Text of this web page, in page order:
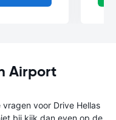
Airport
voor Drive Hellas
bij kijk dan even op de